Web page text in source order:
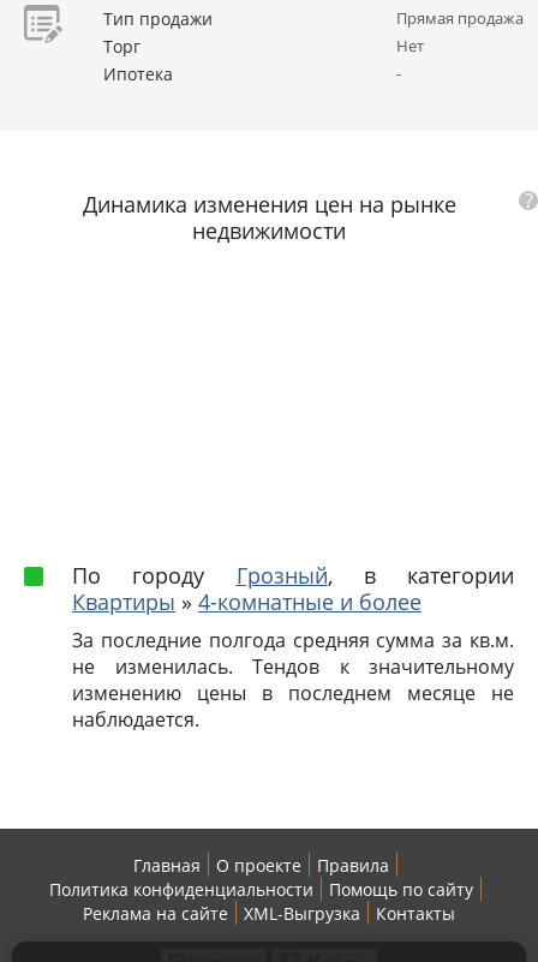
Тип продажи Прямая продажа
Торг Нет
Ипотека -
Динамика изменения цен на рынке
недвижимости
?
По городу Грозный, в категории
Квартиры » 4-комнатные и более
За последние полгода средняя сумма за кв.м.
не изменилась. Тендов к значительному
изменению цены в последнем месяце не
наблюдается.
Главная О проекте
Правила
Политика конфиденциальности
Помощь по сайту
Реклама на сайте
XML-Выгрузка Контакты